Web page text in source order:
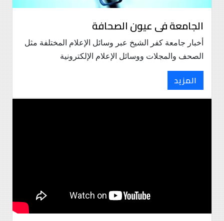
الجامعة فى عيون الصحافة
أخبار جامعة كفر الشيخ عبر وسائل الإعلام المختلفة مثل
الصحف والمجلات ووسائل الإعلام الإلكترونية
المزيد